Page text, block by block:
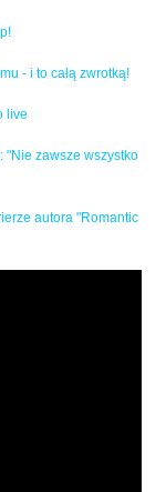
- i to całą zwrotką!
live
"Nie zawsze wszystko
autora "Romantic